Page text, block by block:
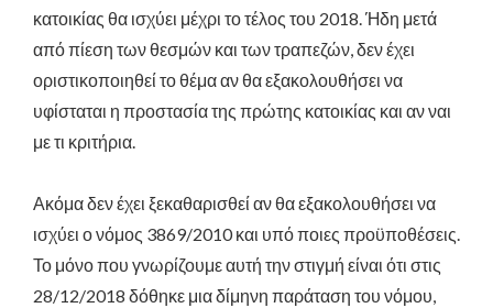
κατοικίας θα ισχύει μέχρι το τέλος του 2018. Ήδη μετά
από πίεση των θεσμών και των τραπεζών, δεν έχει
οριστικοποιηθεί το θέμα αν θα εξακολουθήσει να
υφίσταται η προστασία της πρώτης κατοικίας και αν ναι
με τι κριτήρια.
Ακόμα δεν έχει ξεκαθαρισθεί αν θα εξακολουθήσει να
ισχύει ο νόμος 3869/2010 και υπό ποιες προϋποθέσεις.
Το μόνο που γνωρίζουμε αυτή την στιγμή είναι ότι στις
28/12/2018 δόθηκε μια δίμηνη παράταση του νόμου,